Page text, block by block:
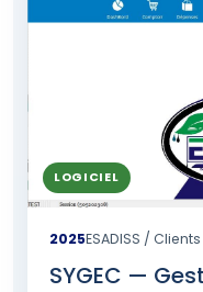
LOGICIEL
2025ESADISS / Clients
SYGEC —